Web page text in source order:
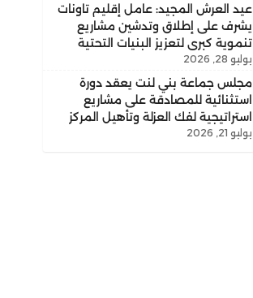
عيد العرش المجيد: عامل إقليم تاونات
يشرف على إطلاق وتدشين مشاريع
تنموية كبرى لتعزيز البنيات التحتية
والارتقاء بالخدمات الأساسية
يوليو 28, 2026
مجلس جماعة بني لنت يعقد دورة
استثنائية للمصادقة على مشاريع
استراتيجية لفك العزلة وتأهيل المركز
يوليو 21, 2026